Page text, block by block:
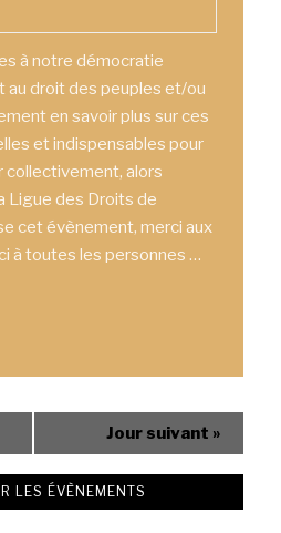
à notre démocratie
au droit des peuples et/ou
en savoir plus sur ces
et indispensables pour
collectivement, alors
Ligue des Droits de
cet évènement, merci aux
à toutes les personnes …
Jour suivant »
LES ÉVÈNEMENTS